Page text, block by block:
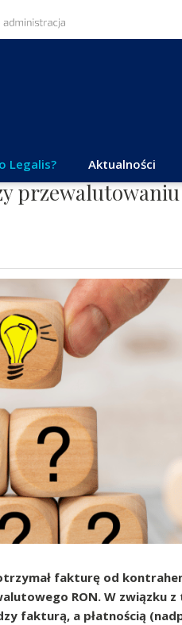
Legalis? Aktualności
fakturę od
RON. W związku
fakturą, a płatnością